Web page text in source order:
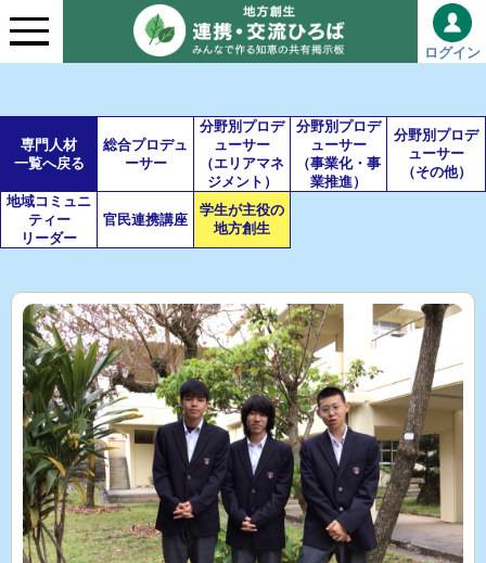
ログイン
専門人材
一覧へ戻る
総合プロデュ
ーサー
分野別プロデ
ューサー
（エリアマネ
ジメント）
分野別プロデ
ューサー
（事業化・事
業推進）
分野別プロデ
ューサー
（その他）
地域コミュニ
ティー
リーダー
官民連携講座
学生が主役の
地方創生